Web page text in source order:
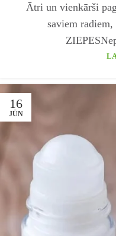
Ātri un vienkārši
saviem
16
JŪN